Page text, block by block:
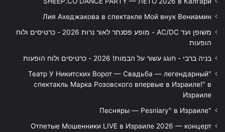
Лия Ахеджакова в спектакле Мой внук Вениамин
משופן ועד AC/DC - מופע פסנתר לאור נרות 2026 - כרטיסים ולוח
הופעות
בניה ברבי - חוגג עשור על הבמות! 2026 - כרטיסים ולוח הופעות
"Театр У Никитских Ворот — Свадьба — легендарный
спектакль Марка Розовского впервые в Израиле!" в
Израиле
"Песняры — Pesniary" в Израиле
Отпетые Мошенники LIVE в Израиле 2026 — концерт